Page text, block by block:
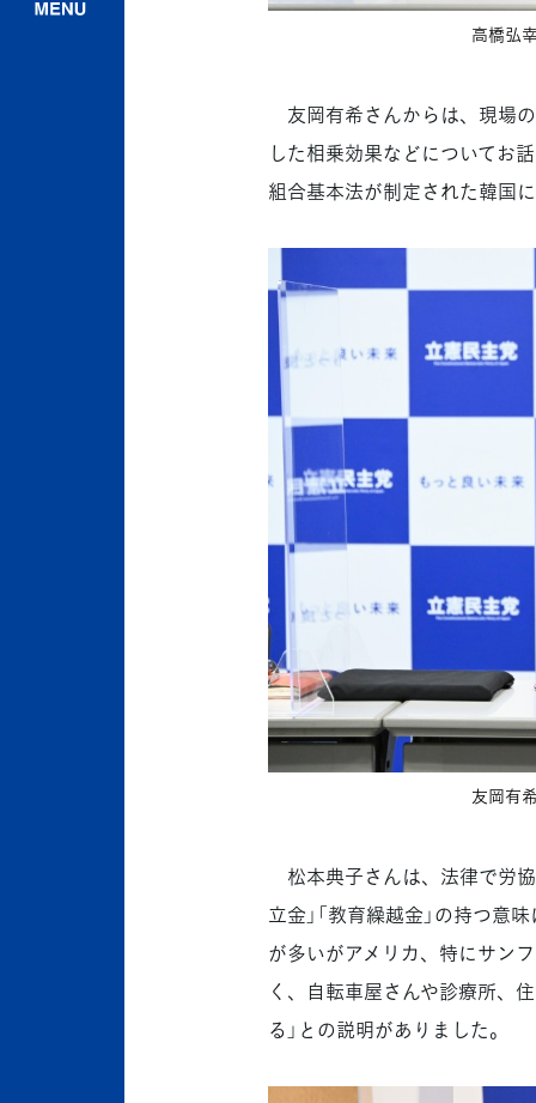
高橋弘
友岡有希さんからは、現場
した相乗効果などについてお
組合基本法が制定された韓国
友岡有
松本典子さんは、法律で労
立金」「教育繰越金」の持つ意
が多いがアメリカ、特にサン
く、自転車屋さんや診療所、
る」との説明がありました。